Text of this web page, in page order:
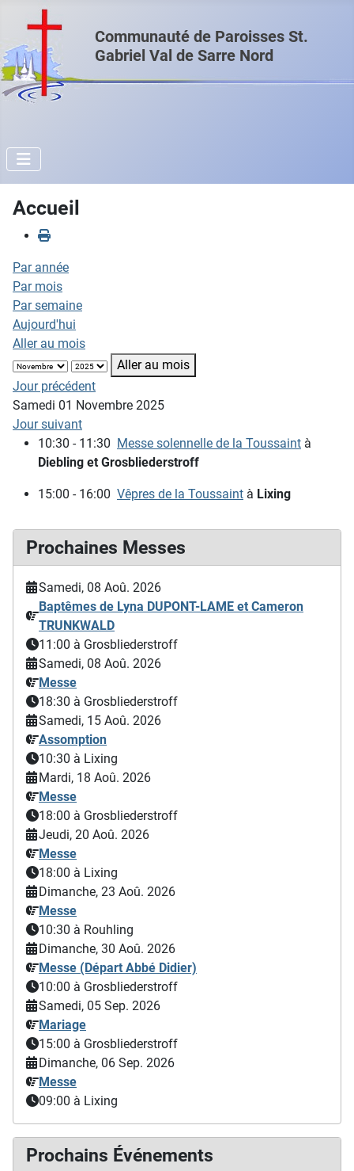
Communauté de Paroisses St.
Gabriel Val de Sarre Nord
Accueil
Par année
Par mois
Par semaine
Aujourd'hui
Aller au mois
Aller au mois
Jour précédent
Samedi 01 Novembre 2025
Jour suivant
10:30 - 11:30 Messe solennelle de la Toussaint à
Diebling et Grosbliederstroff
15:00 - 16:00 Vêpres de la Toussaint à Lixing
Prochaines Messes
Samedi, 08 Aoû. 2026
Baptêmes de Lyna DUPONT-LAME et Cameron
TRUNKWALD
11:00 à Grosbliederstroff
Samedi, 08 Aoû. 2026
Messe
18:30 à Grosbliederstroff
Samedi, 15 Aoû. 2026
Assomption
10:30 à Lixing
Mardi, 18 Aoû. 2026
Messe
18:00 à Grosbliederstroff
Jeudi, 20 Aoû. 2026
Messe
18:00 à Lixing
Dimanche, 23 Aoû. 2026
Messe
10:30 à Rouhling
Dimanche, 30 Aoû. 2026
Messe (Départ Abbé Didier)
10:00 à Grosbliederstroff
Samedi, 05 Sep. 2026
Mariage
15:00 à Grosbliederstroff
Dimanche, 06 Sep. 2026
Messe
09:00 à Lixing
Prochains Événements